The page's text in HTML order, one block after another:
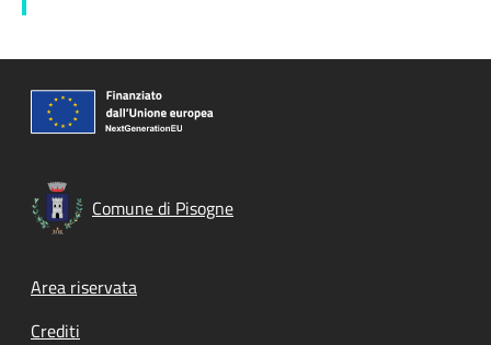
Comune di Pisogne
Footer menu
Area riservata
Crediti